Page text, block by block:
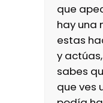
que
hay una
estas
y
sabes
que ves